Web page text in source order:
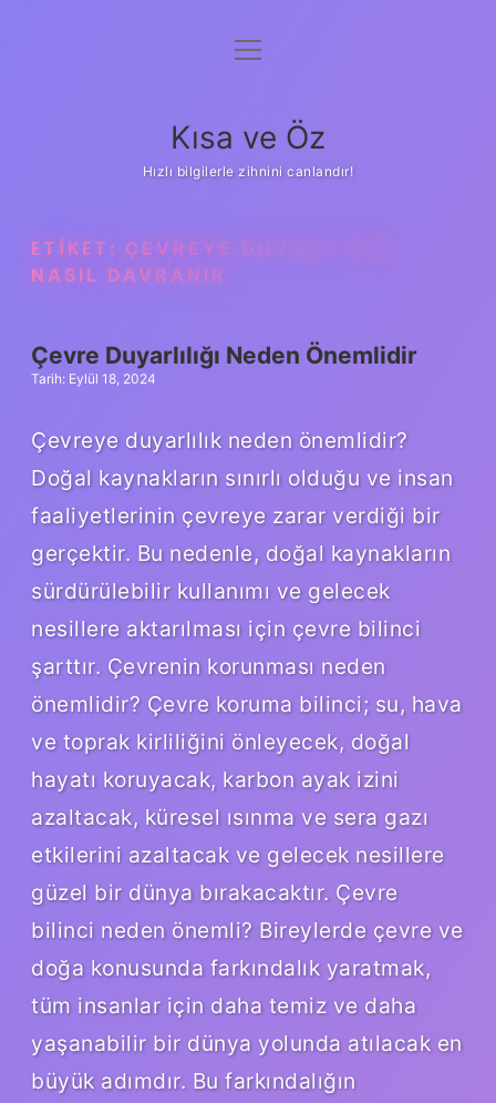
Anasayfa
Yasal Uyarı
menüyü
Kısa ve Öz
Hızlı bilgilerle zihnini canlandır!
ETIKET: ÇEVREYE DUYARLI BIRI
NASIL DAVRANIR
Çevre Duyarlılığı Neden Önemlidir
Tarih: Eylül 18, 2024
Çevreye duyarlılık neden önemlidir?
Doğal kaynakların sınırlı olduğu ve insan
faaliyetlerinin çevreye zarar verdiği bir
gerçektir. Bu nedenle, doğal kaynakların
sürdürülebilir kullanımı ve gelecek
nesillere aktarılması için çevre bilinci
şarttır. Çevrenin korunması neden
önemlidir? Çevre koruma bilinci; su, hava
ve toprak kirliliğini önleyecek, doğal
hayatı koruyacak, karbon ayak izini
azaltacak, küresel ısınma ve sera gazı
etkilerini azaltacak ve gelecek nesillere
güzel bir dünya bırakacaktır. Çevre
bilinci neden önemli? Bireylerde çevre ve
doğa konusunda farkındalık yaratmak,
tüm insanlar için daha temiz ve daha
yaşanabilir bir dünya yolunda atılacak en
büyük adımdır. Bu farkındalığın